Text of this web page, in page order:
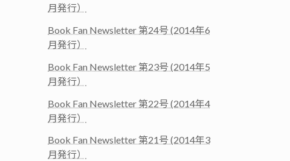
月発行）
Book Fan Newsletter 第24号 (2014年6
月発行）
Book Fan Newsletter 第23号 (2014年5
月発行）
Book Fan Newsletter 第22号 (2014年4
月発行）
Book Fan Newsletter 第21号 (2014年3
月発行）